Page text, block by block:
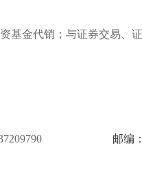
基金代销；与证券交易、
邮编